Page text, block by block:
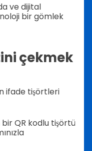
ve dijital
bir gömlek
çekmek
ifade tişörtleri
QR kodlu tişörtü